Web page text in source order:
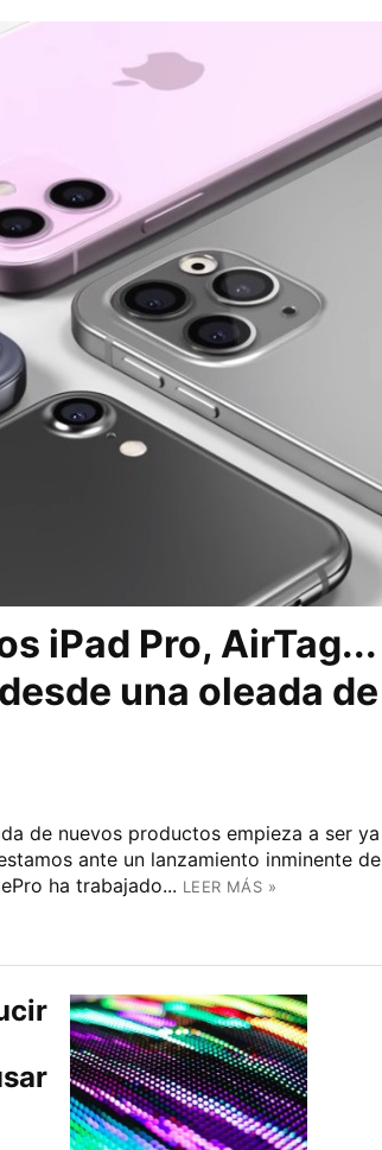
iPad Pro, AirTag...
una oleada de
de nuevos productos empieza a ser ya
ante un lanzamiento inminente de
ha trabajado... LEER MÁS »